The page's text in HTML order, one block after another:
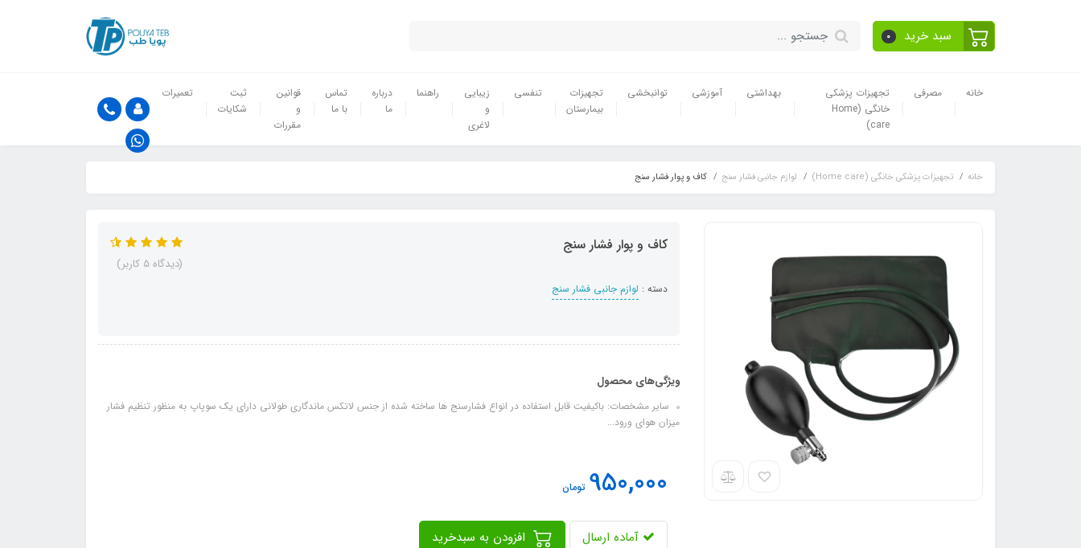
سبد خرید 0
خانه مصرفی
تجهیزات پزشکی
خانگی (Home
care)
بهداشتی آموزشی توانبخشی
تجهیزات
بیمارستان
تنفسی
زیبایی
و
لاغری
راهنما
درباره
ما
تماس
با ما
قوانین
و
مقررات
ثبت
شکایات
تعمیرات
خانه تجهیزات پزشکی خانگی (Home care) لوازم جانبی فشار سنج کاف و پوار فشار سنج
کاف و پوار فشار سنج
دسته : لوازم جانبی فشار سنج
(دیدگاه 5 کاربر)
ویژگی‌های محصول
سایر مشخصات: باکیفیت قابل استفاده در انواع فشارسنج ها ساخته شده از جنس لاتکس ماندگاری طولانی دارای یک سوپاپ به منظور تنظیم فشار
میزان هوای ورود...
950,000 تومان
آماده ارسال